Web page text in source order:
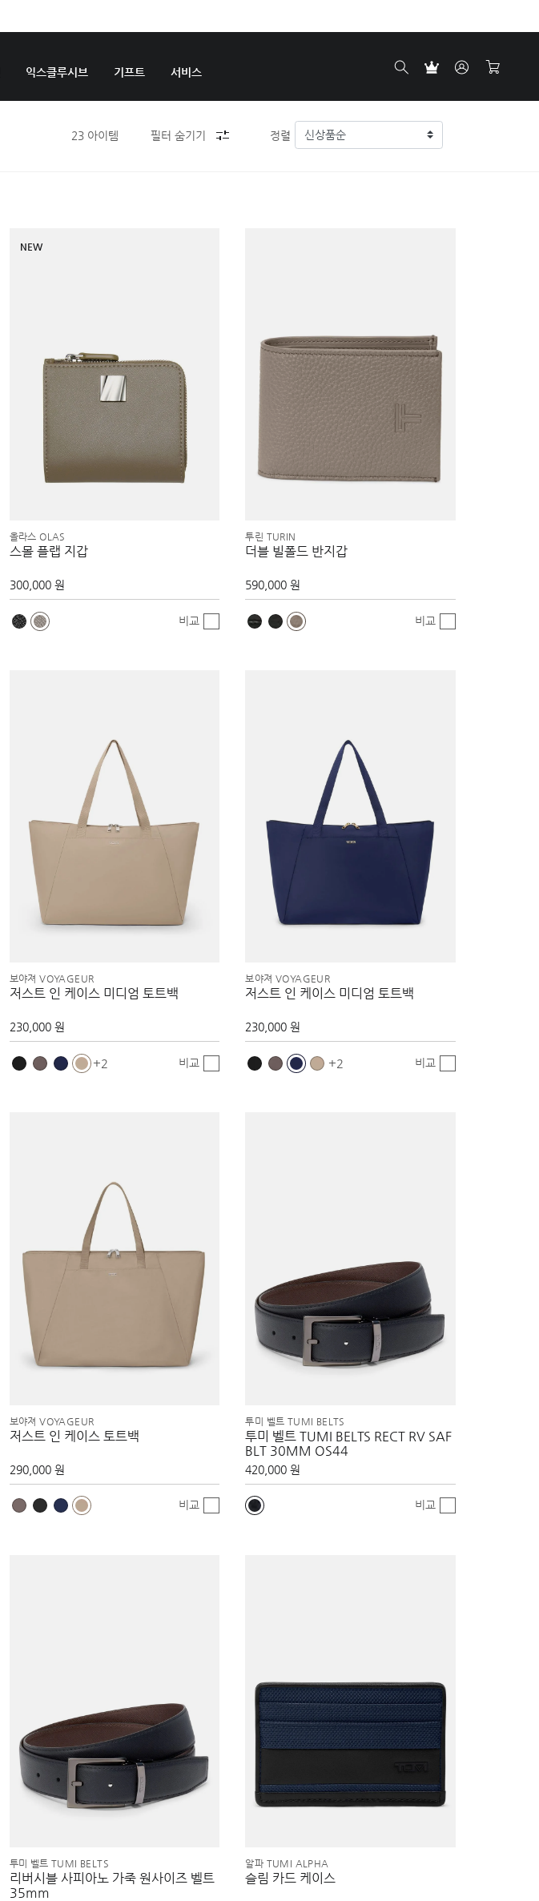
익스클루시브 기프트 서비스
23아이템 필터 숨기기 정렬
NEW
올라스 OLAS
스몰 플랩 지갑
300,000 원
비교
투린 TURIN
더블 빌폴드 반지갑
590,000 원
비교
보야져 VOYAGEUR
저스트 인 케이스 미디엄 토트백
230,000 원
2 비교
보야져 VOYAGEUR
저스트 인 케이스 미디엄 토트백
230,000 원
2 비교
보야져 VOYAGEUR
저스트 인 케이스 토트백
290,000 원
비교
투미 벨트 TUMI BELTS
투미 벨트 TUMI BELTS RECT RV SAF
BLT 30MM OS44
420,000 원
비교
투미 벨트 TUMI BELTS
리버시블 사피아노 가죽 원사이즈 벨트
35mm
알파 TUMI ALPHA
슬림 카드 케이스